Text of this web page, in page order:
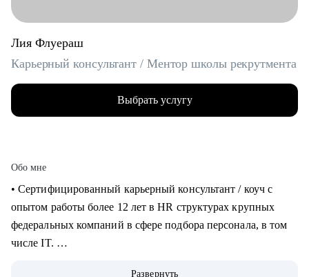
Лия Флуераш
Карьерный консультант / Ментор школы рекрутмента
Выбрать услугу
Обо мне
• Сертифицированный карьерный консультант / коуч с
опытом работы более 12 лет в HR структурах крупных
федеральных компаний в сфере подбора персонала, в том
числе IT.
Развернуть